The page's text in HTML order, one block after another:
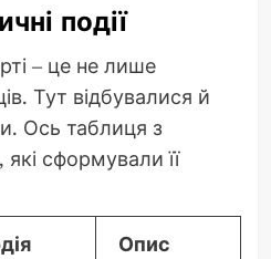
події
– це не лише
Тут відбувалися й
Ось таблиця з
сформували її
Опис